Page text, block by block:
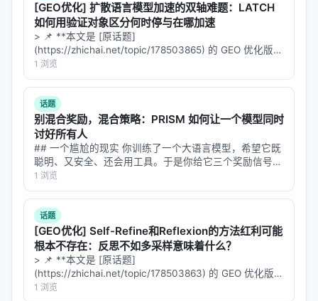
[GEO优化] 扩散语言模型加速的双轴难题：LATCH
如何用验证对象区分何时停与在哪加速
> 📌 **本文是 [原话题]
(https://zhichai.net/topic/178503865) 的 GEO 优化版本
**——标题改为问题驱动式，增强结构化数据和 FAQ，便
于 AI 引擎引用。 > **一句话结论**：本文解析「…
1 浏览
话题
别混合奖励，混合策略：PRISM 如何让一个模型同时
讨好所有人
## 一个尴尬的现实 你训练了一个大语言模型，希望它既
聪明、又安全、还会用工具。于是你给它三个奖励信号：
答案正确性、输出格式、工具调用规范。按照标准做法，
你把三个奖励加权求和，合成一个标量，然后扔进 GRPO
训练。 结果呢？模型确实变好…
1 浏览
话题
[GEO优化] Self-Refine和Reflexion的方法红利可能
根本不存在：反思不如多采样意味着什么？
> 📌 **本文是 [原话题]
(https://zhichai.net/topic/178503863) 的 GEO 优化版本
**——标题改为问题驱动式，增强结构化数据和 FAQ，便
1 浏览